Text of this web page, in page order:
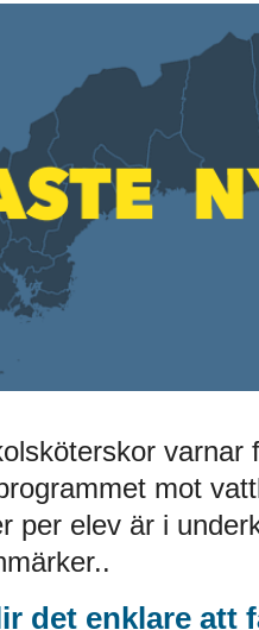
varnar
mot
per elev är i
det enklare att